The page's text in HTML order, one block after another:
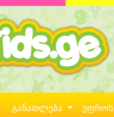
განათლება